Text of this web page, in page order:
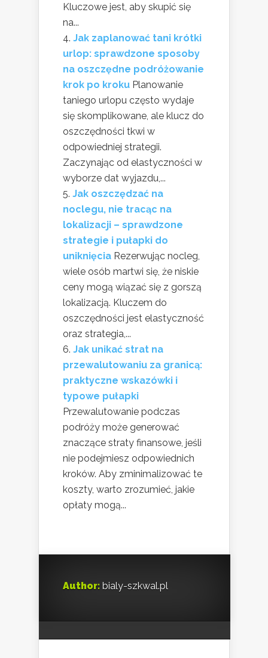
Kluczowe jest, aby skupić się
na...
Jak zaplanować tani krótki
urlop: sprawdzone sposoby
na oszczędne podróżowanie
krok po kroku Planowanie
taniego urlopu często wydaje
się skomplikowane, ale klucz do
oszczędności tkwi w
odpowiedniej strategii.
Zaczynając od elastyczności w
wyborze dat wyjazdu,...
Jak oszczędzać na
noclegu, nie tracąc na
lokalizacji – sprawdzone
strategie i pułapki do
uniknięcia Rezerwując nocleg,
wiele osób martwi się, że niskie
ceny mogą wiązać się z gorszą
lokalizacją. Kluczem do
oszczędności jest elastyczność
oraz strategia,...
Jak unikać strat na
przewalutowaniu za granicą:
praktyczne wskazówki i
typowe pułapki
Przewalutowanie podczas
podróży może generować
znaczące straty finansowe, jeśli
nie podejmiesz odpowiednich
kroków. Aby zminimalizować te
koszty, warto zrozumieć, jakie
opłaty mogą...
Author: bialy-szkwal.pl